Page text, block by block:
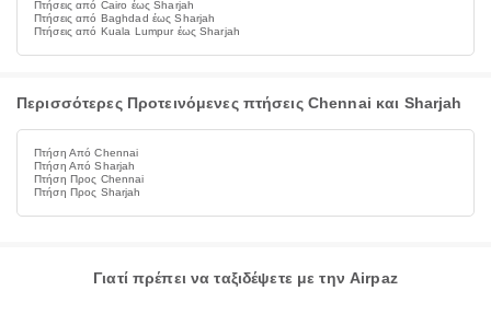
Πτήσεις από Cairo έως Sharjah
Πτήσεις από Baghdad έως Sharjah
Πτήσεις από Kuala Lumpur έως Sharjah
Περισσότερες Προτεινόμενες πτήσεις Chennai και Sharjah
Πτήση Από Chennai
Πτήση Από Sharjah
Πτήση Προς Chennai
Πτήση Προς Sharjah
Γιατί πρέπει να ταξιδέψετε με την Airpaz